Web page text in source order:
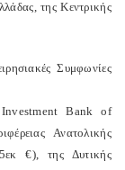
της Κεντρικής
Συμφωνίες
Bank of
Ανατολικής
€), της Δυτικής